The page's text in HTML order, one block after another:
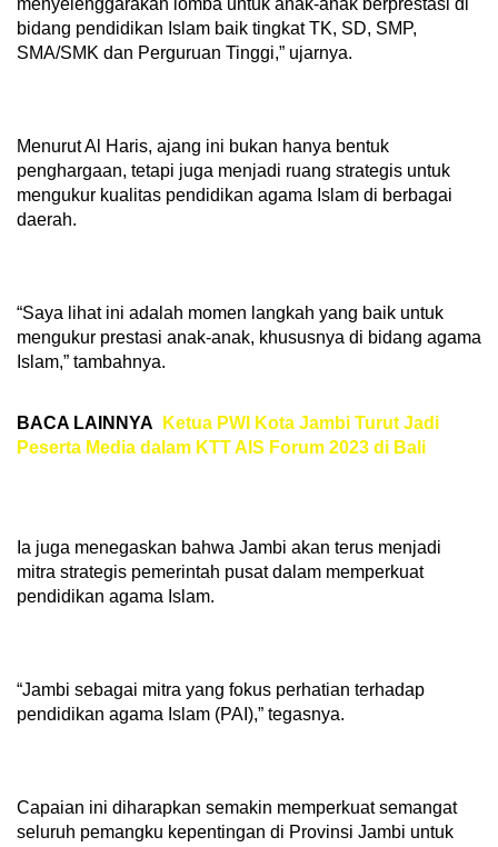
menyelenggarakan lomba untuk anak-anak berprestasi di
bidang pendidikan Islam baik tingkat TK, SD, SMP,
SMA/SMK dan Perguruan Tinggi,” ujarnya.
Menurut Al Haris, ajang ini bukan hanya bentuk
penghargaan, tetapi juga menjadi ruang strategis untuk
mengukur kualitas pendidikan agama Islam di berbagai
daerah.
“Saya lihat ini adalah momen langkah yang baik untuk
mengukur prestasi anak-anak, khususnya di bidang agama
Islam,” tambahnya.
BACA LAINNYA
Ketua PWI Kota Jambi Turut Jadi
Peserta Media dalam KTT AIS Forum 2023 di Bali
Ia juga menegaskan bahwa Jambi akan terus menjadi
mitra strategis pemerintah pusat dalam memperkuat
pendidikan agama Islam.
“Jambi sebagai mitra yang fokus perhatian terhadap
pendidikan agama Islam (PAI),” tegasnya.
Capaian ini diharapkan semakin memperkuat semangat
seluruh pemangku kepentingan di Provinsi Jambi untuk